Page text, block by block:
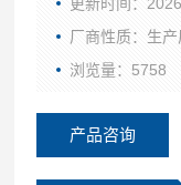
隔壁：2块
厂商性质：生产
浏览量：5758
产品咨询